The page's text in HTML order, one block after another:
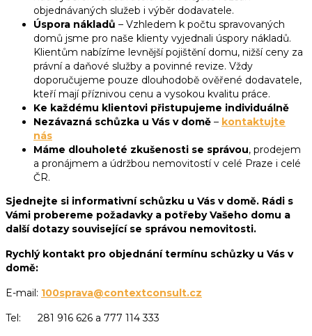
objednávaných služeb i výběr dodavatele.
Úspora nákladů – Vzhledem k počtu spravovaných
domů jsme pro naše klienty vyjednali úspory nákladů.
Klientům nabízíme levnější pojištění domu, nižší ceny za
právní a daňové služby a povinné revize. Vždy
doporučujeme pouze dlouhodobě ověřené dodavatele,
kteří mají příznivou cenu a vysokou kvalitu práce.
Ke každému klientovi přistupujeme individuálně
Nezávazná schůzka u Vás v domě – kontaktujte
nás
Máme dlouholeté zkušenosti se správou, prodejem
a pronájmem a údržbou nemovitostí v celé Praze i celé
ČR.
Sjednejte si informativní schůzku u Vás v domě. Rádi s
Vámi probereme požadavky a potřeby Vašeho domu a
další dotazy související se správou nemovitosti.
Rychlý kontakt pro objednání termínu schůzky u Vás v
domě:
E-mail: 100sprava@contextconsult.cz
Tel: 281 916 626 a 777 114 333